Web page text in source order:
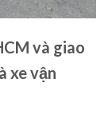
và giao
xe vận